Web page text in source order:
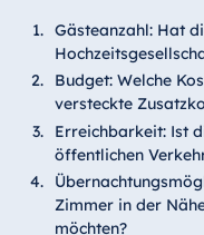
Gästeanzahl: Hat
Budget: Welche
versteckte
Erreichbarkeit: Ist
öffentlichen
Zimmer in der
möchten?